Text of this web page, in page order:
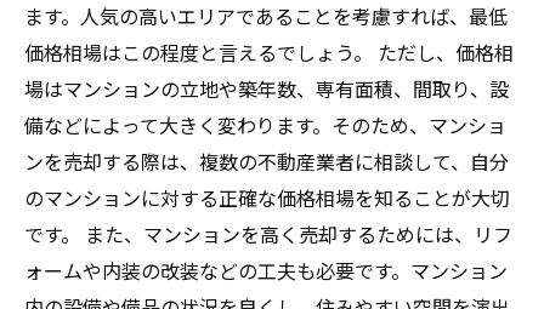
ます。人気の高いエリアであることを考慮すれば、最低
価格相場はこの程度と言えるでしょう。 ただし、価格相
場はマンションの立地や築年数、専有面積、間取り、設
備などによって大きく変わります。そのため、マンショ
ンを売却する際は、複数の不動産業者に相談して、自分
のマンションに対する正確な価格相場を知ることが大切
です。 また、マンションを高く売却するためには、リフ
ォームや内装の改装などの工夫も必要です。マンション